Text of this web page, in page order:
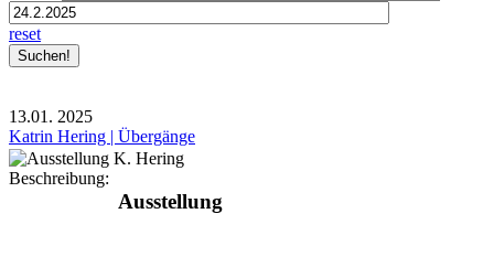
reset
13.01. 2025
Katrin Hering | Übergänge
Beschreibung:
Ausstellung